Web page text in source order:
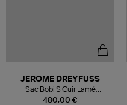
480,00 €
JEROME DREYFUSS
Sac Bobi S Cuir Lamé
Champagne